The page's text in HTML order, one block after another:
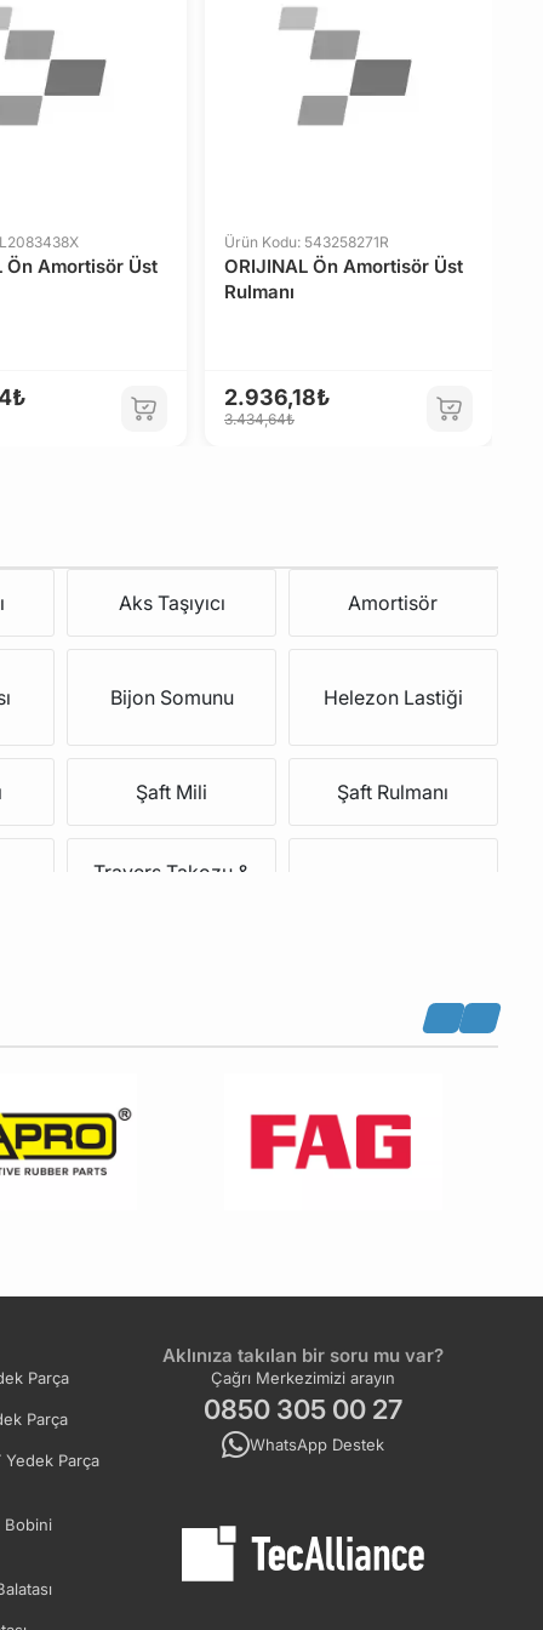
Ön Amortisör Üst
Ürün Kodu: 543258271R
ORIJINAL Ön Amortisör Üst
Rulmanı
2.936,18₺
3.434,64₺
Aks Taşıyıcı Amortisör
Bijon Somunu Helezon Lastiği
Şaft Mili Şaft Rulmanı
Travers Takozu &
Parça
Parça
Yedek Parça
Bobini
Aklınıza takılan bir soru mu var?
Çağrı Merkezimizi arayın
0850 305 00 27
WhatsApp Destek